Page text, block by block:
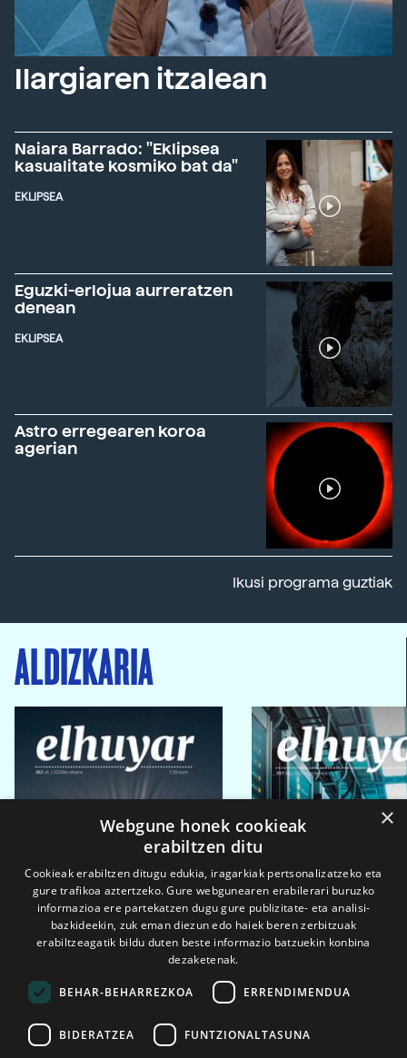
Ilargiaren itzalean
Naiara Barrado: "Eklipsea
kasualitate kosmiko bat da"
EKLIPSEA
Eguzki-erlojua aurreratzen
denean
EKLIPSEA
Astro erregearen koroa
agerian
Ikusi programa guztiak
ALDIZKARIA
2026ko eka. 1a 2026ko mar. 1a
×
Webgune honek cookieak
erabiltzen ditu
Cookieak erabiltzen ditugu edukia, iragarkiak pertsonalizatzeko eta
gure trafikoa aztertzeko. Gure webgunearen erabilerari buruzko
informazioa ere partekatzen dugu gure publizitate- eta analisi-
bazkideekin, zuk eman diezun edo haiek beren zerbitzuak
erabiltzeagatik bildu duten beste informazio batzuekin konbina
dezaketenak.
BEHAR-BEHARREZKOA ERRENDIMENDUA
BIDERATZEA FUNTZIONALTASUNA